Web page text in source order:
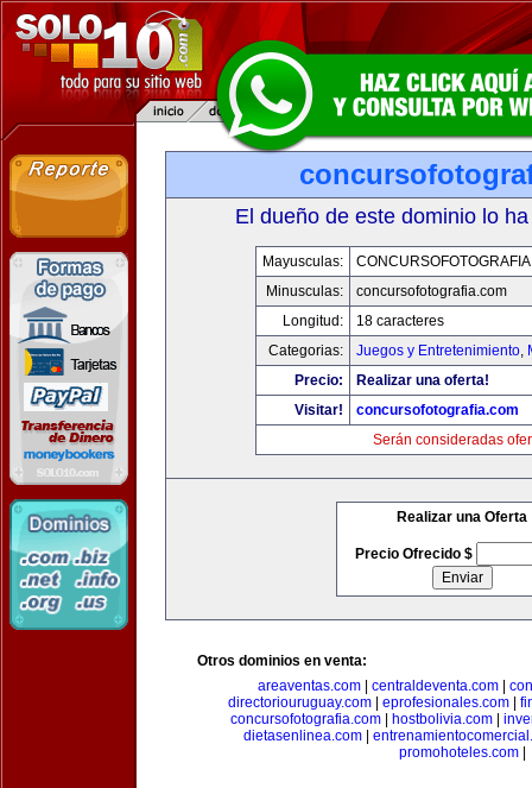
El dueño de este dominio lo
Mayusculas:
Minusculas:
concursofotografia.com
Longitud:
18 caracteres
Categorias:
Juegos y Entretenimiento,
Precio:
Realizar una oferta!
Visitar!
concursofotografia.com
Serán consideradas
Realizar una Oferta
Precio Ofrecido $
Otros dominios en venta:
areaventas.com
centraldeventa.com
directoriouruguay.com
eprofesionales.com
concursofotografia.com| hostbolivia.com|
dietasenlinea.com|
promohoteles.com|